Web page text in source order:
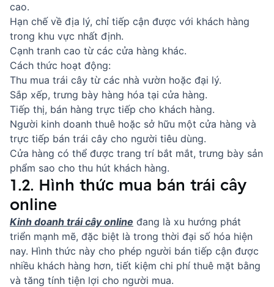
cao.
Hạn chế về địa lý, chỉ tiếp cận được với khách hàng
trong khu vực nhất định.
Cạnh tranh cao từ các cửa hàng khác.
Cách thức hoạt động:
Thu mua trái cây từ các nhà vườn hoặc đại lý.
Sắp xếp, trưng bày hàng hóa tại cửa hàng.
Tiếp thị, bán hàng trực tiếp cho khách hàng.
Người kinh doanh thuê hoặc sở hữu một cửa hàng và
trực tiếp bán trái cây cho người tiêu dùng.
Cửa hàng có thể được trang trí bắt mắt, trưng bày sản
phẩm sao cho thu hút khách hàng.
1.2. Hình thức mua bán trái cây
online
Kinh doanh trái cây online đang là xu hướng phát
triển mạnh mẽ, đặc biệt là trong thời đại số hóa hiện
nay. Hình thức này cho phép người bán tiếp cận được
nhiều khách hàng hơn, tiết kiệm chi phí thuê mặt bằng
và tăng tính tiện lợi cho người mua.